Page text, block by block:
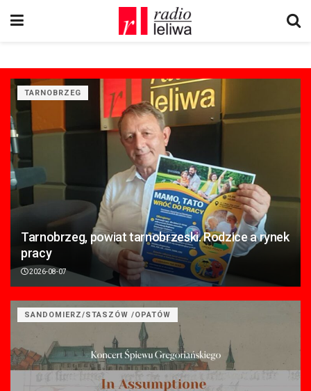
TARNOBRZEG
Tarnobrzeg, powiat tarnobrzeski. Rodzice a rynek
pracy
2026-08-07
SANDOMIERZ/STASZÓW /OPATÓW